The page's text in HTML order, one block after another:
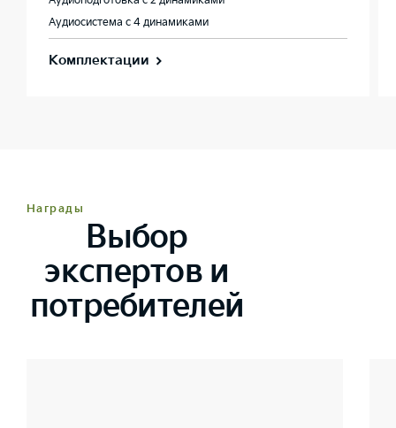
Аудиосистема с 4 динамиками
Комплектации
Награды
Выбор
экспертов и
потребителей